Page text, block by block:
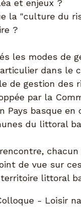
et enjeux ?
la "culture du
?
les modes de
dans le
de gestion des
par la
Pays basque en
du littoral
chacun
de vue sur
littoral
- Loisir